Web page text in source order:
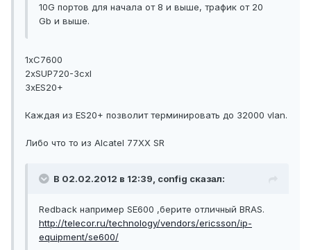
10G портов для начала от 8 и выше, трафик от 20
Gb и выше.
1хC7600
2хSUP720-3cxl
3хES20+
Каждая из ES20+ позволит терминировать до 32000 vlan.
Либо что то из Alcatel 77XX SR
В 02.02.2012 в 12:39, config сказал:
Redback например SE600 ,берите отличный BRAS.
http://telecor.ru/technology/vendors/ericsson/ip-
equipment/se600/